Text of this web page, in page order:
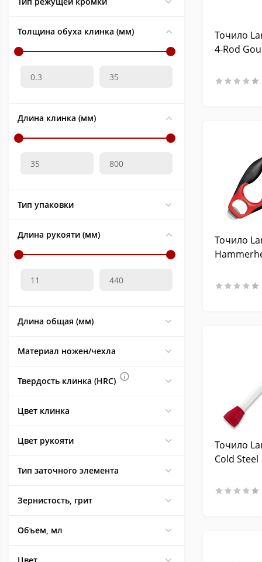
QSP Knife
Ruike (Райк)
SOG (Сог)
Stinger (Стингер)
Tornado Airsoft
Victorinox (Викторинокс)
Viking Nordway (Викинг
WorkSharp
АиР Златоуст
Кизляр
Крымская бронза
Семина
Толщина обуха клинка (мм)
Длина клинка (мм)
Тип упаковки
Длина рукояти (мм)
Длина общая (мм)
Материал ножен/чехла
Твердость клинка (HRC)
Цвет клинка
Цвет рукояти
Тип заточного элемента
Зернистость, грит
Объем, мл
Точило
4-Rod
Точило
Точило
Cold Steel